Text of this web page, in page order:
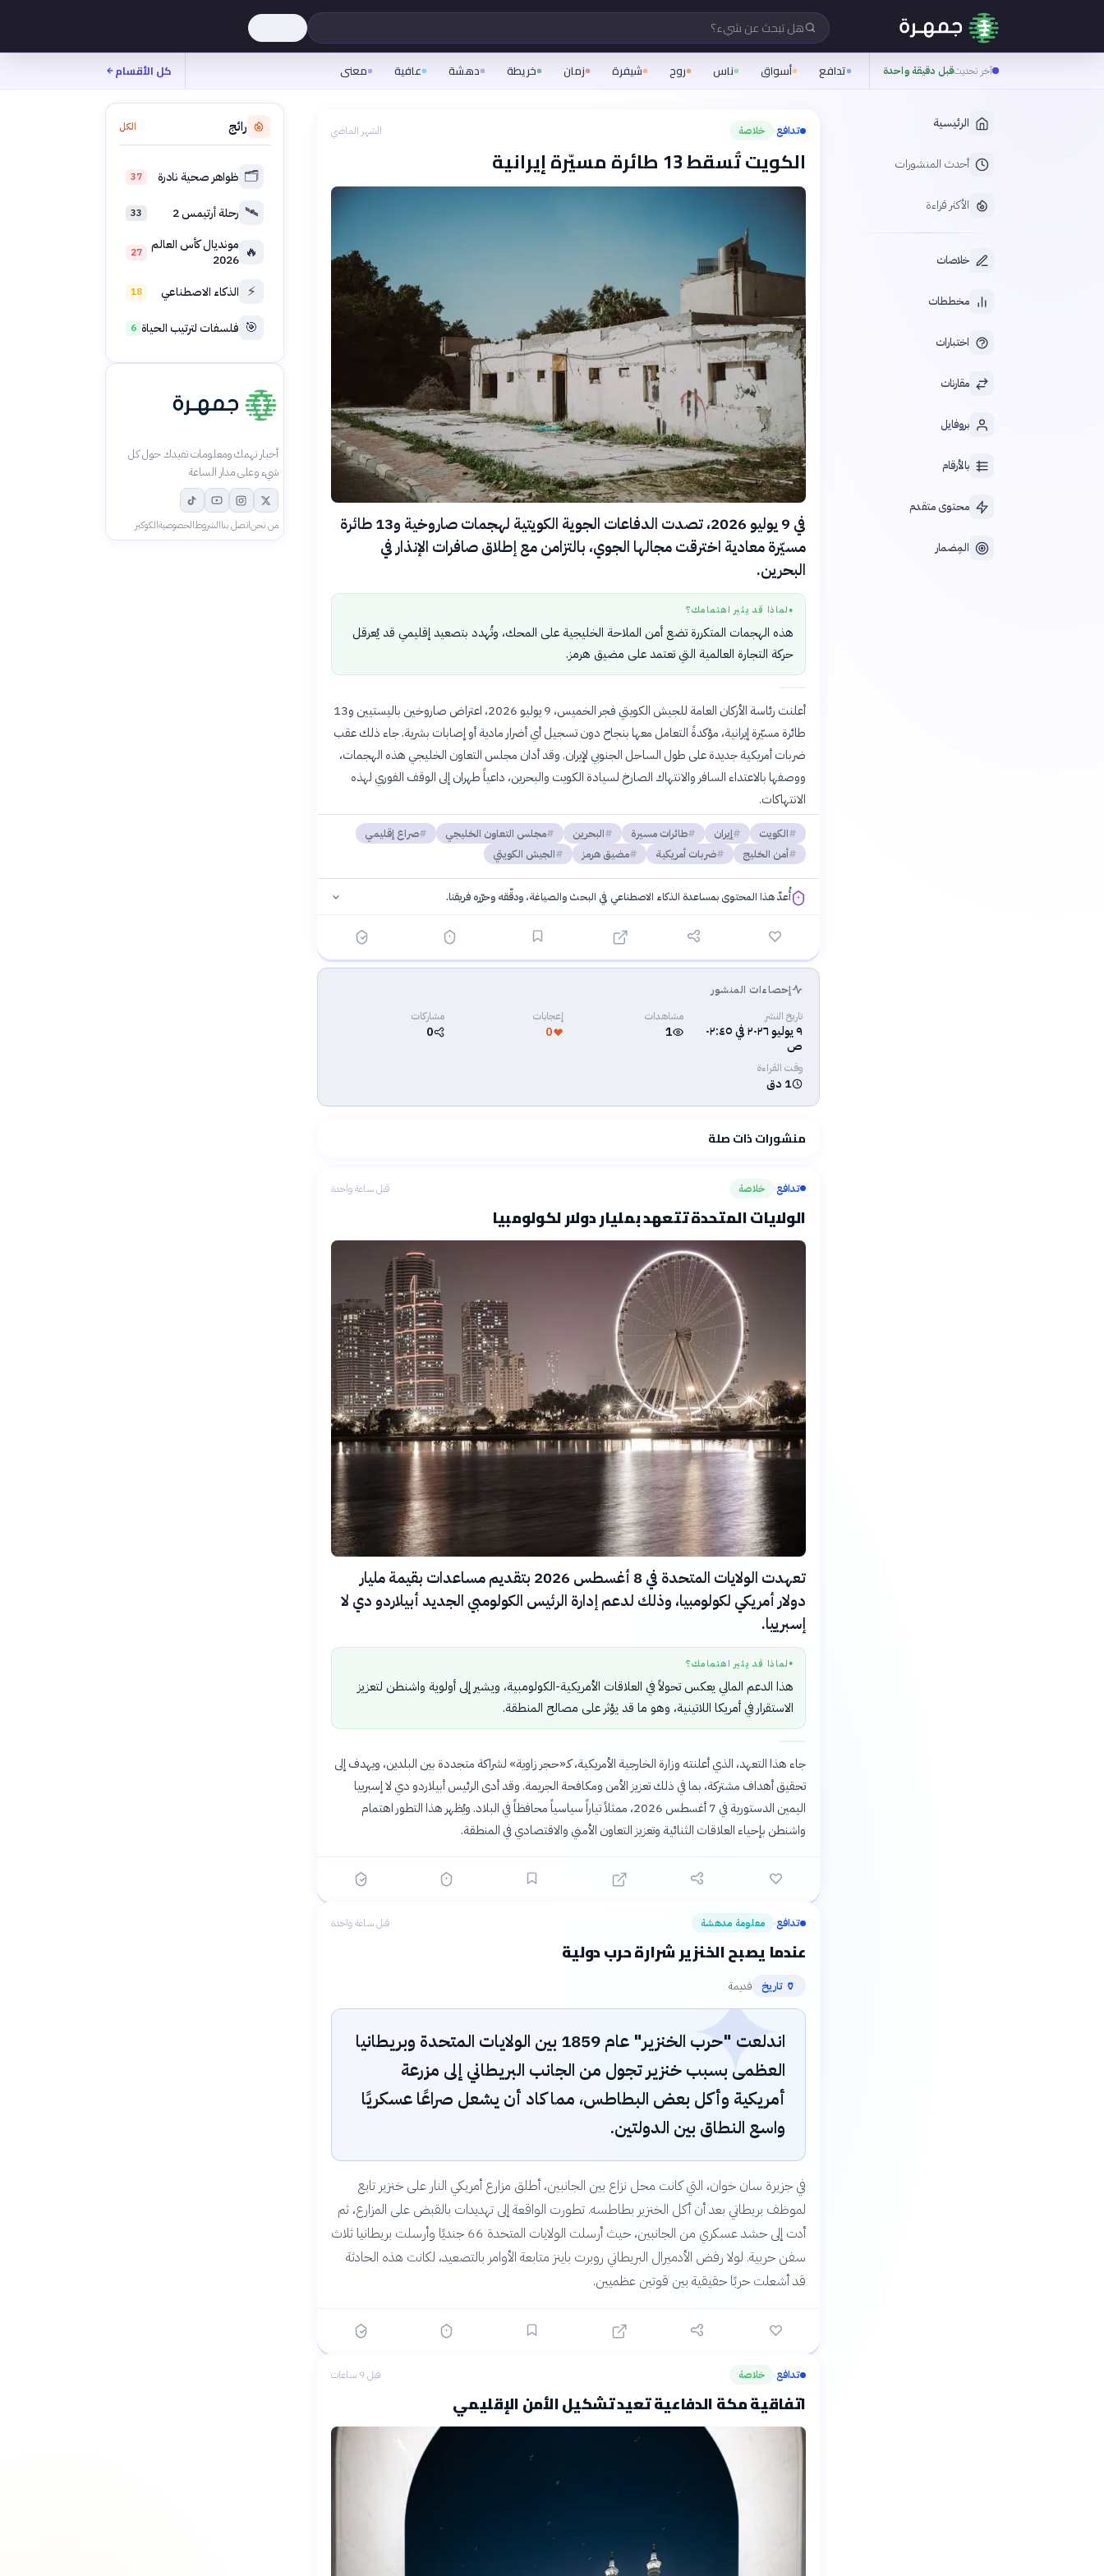
هل تبحث عن شيء؟
آخر تحديثقبل دقيقة واحدة تدافع أسواق ناس روح شيفرة زمان خريطة دهشة عافية معنى كل الأقسام
الرئيسية
أحدث المنشورات
الأكثر قراءة
خلاصات
مخططات
اختبارات
مقارنات
بروفايل
بالأرقام
محتوى متقدم
المِضمار
تدافع› خلاصة الشهر الماضي
الكويت تُسقط 13 طائرة مسيّرة إيرانية
في 9 يوليو 2026، تصدت الدفاعات الجوية الكويتية لهجمات صاروخية و13 طائرة
مسيّرة معادية اخترقت مجالها الجوي، بالتزامن مع إطلاق صافرات الإنذار في
البحرين.
● لماذا قد يثير اهتمامك؟
هذه الهجمات المتكررة تضع أمن الملاحة الخليجية على المحك، وتُهدد بتصعيد إقليمي قد يُعرقل
حركة التجارة العالمية التي تعتمد على مضيق هرمز.
أعلنت رئاسة الأركان العامة للجيش الكويتي فجر الخميس، 9 يوليو 2026، اعتراض صاروخين باليستيين و13
طائرة مسيّرة إيرانية، مؤكدةً التعامل معها بنجاح دون تسجيل أي أضرار مادية أو إصابات بشرية. جاء ذلك عقب
ضربات أمريكية جديدة على طول الساحل الجنوبي لإيران. وقد أدان مجلس التعاون الخليجي هذه الهجمات،
ووصفها بالاعتداء السافر والانتهاك الصارخ لسيادة الكويت والبحرين، داعياً طهران إلى الوقف الفوري لهذه
الانتهاكات.
الكويت إيران طائرات مسيرة البحرين مجلس التعاون الخليجي
صراع إقليمي
أمن الخليج
ضربات أمريكية مضيق هرمز الجيش الكويتي
أُعدّ هذا المحتوى بمساعدة الذكاء الاصطناعي في البحث والصياغة، ودقّقه وحرّره فريقنا.
إحصاءات المنشور
تاريخ النشر
٩ يوليو ٢٠٢٦ في ٠٢:٤٥
ص
مشاهدات
1
إعجابات
0
مشاركات
0
وقت القراءة
1 دق
منشورات ذات صلة
تدافع› خلاصة قبل ساعة واحدة
الولايات المتحدة تتعهد بمليار دولار لكولومبيا
تعهدت الولايات المتحدة في 8 أغسطس 2026 بتقديم مساعدات بقيمة مليار
دولار أمريكي لكولومبيا، وذلك لدعم إدارة الرئيس الكولومبي الجديد أبيلاردو دي لا
إسبرييا.
● لماذا قد يثير اهتمامك؟
هذا الدعم المالي يعكس تحولاً في العلاقات الأمريكية-الكولومبية، ويشير إلى أولوية واشنطن لتعزيز
الاستقرار في أمريكا اللاتينية، وهو ما قد يؤثر على مصالح المنطقة.
جاء هذا التعهد، الذي أعلنته وزارة الخارجية الأمريكية، كـ«حجر زاوية» لشراكة متجددة بين البلدين، ويهدف إلى
تحقيق أهداف مشتركة، بما في ذلك تعزيز الأمن ومكافحة الجريمة. وقد أدى الرئيس أبيلاردو دي لا إسبرييا
اليمين الدستورية في 7 أغسطس 2026، ممثلاً تياراً سياسياً محافظاً في البلاد. ويُظهر هذا التطور اهتمام
واشنطن بإحياء العلاقات الثنائية وتعزيز التعاون الأمني والاقتصادي في المنطقة.
تدافع› معلومة مدهشة قبل ساعة واحدة
عندما يصبح الخنزير شرارة حرب دولية
🏺 تاريخ قديمة
✦
اندلعت "حرب الخنزير" عام 1859 بين الولايات المتحدة وبريطانيا
العظمى بسبب خنزير تجول من الجانب البريطاني إلى مزرعة
أمريكية وأكل بعض البطاطس، مما كاد أن يشعل صراعًا عسكريًا
واسع النطاق بين الدولتين.
في جزيرة سان خوان، التي كانت محل نزاع بين الجانبين، أطلق مزارع أمريكي النار على خنزير تابع
لموظف بريطاني بعد أن أكل الخنزير بطاطسه. تطورت الواقعة إلى تهديدات بالقبض على المزارع، ثم
أدت إلى حشد عسكري من الجانبين، حيث أرسلت الولايات المتحدة 66 جنديًا وأرسلت بريطانيا ثلاث
سفن حربية. لولا رفض الأدميرال البريطاني روبرت باينز متابعة الأوامر بالتصعيد، لكانت هذه الحادثة
قد أشعلت حربًا حقيقية بين قوتين عظميين.
تدافع› خلاصة قبل 9 ساعات
اتفاقية مكة الدفاعية تعيد تشكيل الأمن الإقليمي
رائج الكل
🗂️ ظواهر صحية نادرة 37
🛰️ رحلة أرتيمس 2 33
🔥 مونديال كأس العالم
2026
27
⚡ الذكاء الاصطناعي 18
🎯 فلسفات لترتيب الحياة 6
أخبار تهمك ومعلومات تفيدك حول كل
شيء وعلى مدار الساعة
من نحناتصل بناالشروطالخصوصيةالكوكيز